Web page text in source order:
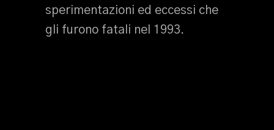
sperimentazioni ed eccessi che
gli furono fatali nel 1993.